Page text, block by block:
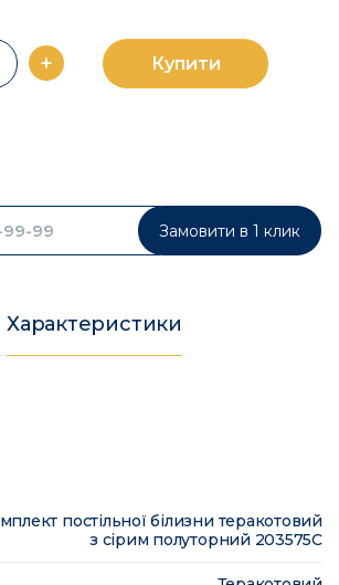
+ Купити
Замовити в 1 клик
Характеристики
постільної білизни теракотовий
з сірим полуторний 203575C